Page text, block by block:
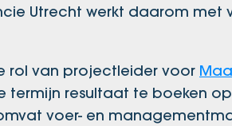
Utrecht werkt daarom
rol van projectleider voor
resultaat te boeken
voer- en